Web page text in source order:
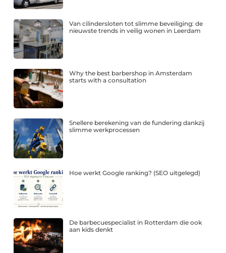
Van cilindersloten tot slimme beveiliging: de
nieuwste trends in veilig wonen in Leerdam
Why the best barbershop in Amsterdam
starts with a consultation
Snellere berekening van de fundering dankzij
slimme werkprocessen
Hoe werkt Google ranking? (SEO uitgelegd)
De barbecuespecialist in Rotterdam die ook
aan kids denkt